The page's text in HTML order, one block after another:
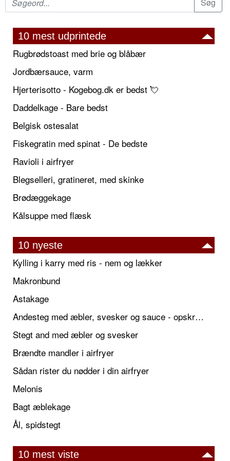
10 mest udprintede
Rugbrødstoast med brie og blåbær
Jordbærsauce, varm
Hjerterisotto - Kogebog.dk er bedst 💘
Daddelkage - Bare bedst
Belgisk ostesalat
Fiskegratin med spinat - De bedste
Ravioli i airfryer
Blegselleri, gratineret, med skinke
Brødæggekage
Kålsuppe med flæsk
10 nyeste
Kylling i karry med ris - nem og lækker
Makronbund
Astakage
Andesteg med æbler, svesker og sauce - opskrift også til jul
Stegt and med æbler og svesker
Brændte mandler i airfryer
Sådan rister du nødder i din airfryer
Melonis
Bagt æblekage
Ål, spidstegt
10 mest viste